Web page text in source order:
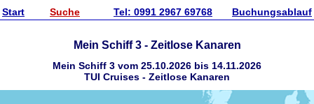
Start Suche Tel: 0991 2967 69768 Buchungsablauf
Mein Schiff 3 - Zeitlose Kanaren
Mein Schiff 3 vom 25.10.2026 bis 14.11.2026
TUI Cruises - Zeitlose Kanaren